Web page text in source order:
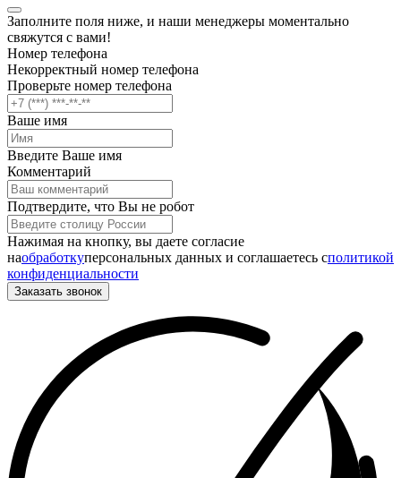
Заполните поля ниже, и наши менеджеры моментально
свяжутся с вами!
Номер телефона
Некорректный номер телефона
Проверьте номер телефона
Ваше имя
Введите Ваше имя
Комментарий
Подтвердите, что Вы не робот
Нажимая на кнопку, вы даете согласие
наобработкуперсональных данных и соглашаетесь cполитикой
конфиденциальности
Заказать звонок